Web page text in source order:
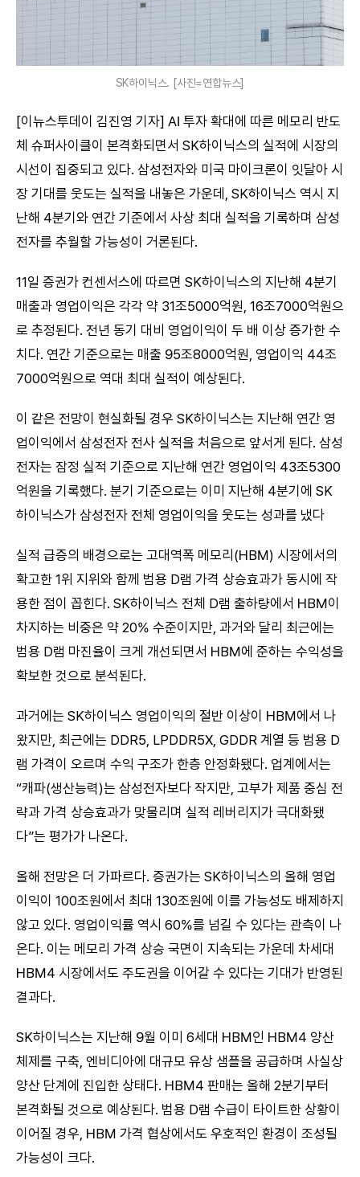
SK하이닉스. [사진=연합뉴스]
[이뉴스투데이 김진영 기자] AI 투자 확대에 따른 메모리 반도
체 슈퍼사이클이 본격화되면서 SK하이닉스의 실적에 시장의
시선이 집중되고 있다. 삼성전자와 미국 마이크론이 잇달아 시
장 기대를 웃도는 실적을 내놓은 가운데, SK하이닉스 역시 지
난해 4분기와 연간 기준에서 사상 최대 실적을 기록하며 삼성
전자를 추월할 가능성이 거론된다.
11일 증권가 컨센서스에 따르면 SK하이닉스의 지난해 4분기
매출과 영업이익은 각각 약 31조5000억원, 16조7000억원으
로 추정된다. 전년 동기 대비 영업이익이 두 배 이상 증가한 수
치다. 연간 기준으로는 매출 95조8000억원, 영업이익 44조
7000억원으로 역대 최대 실적이 예상된다.
이 같은 전망이 현실화될 경우 SK하이닉스는 지난해 연간 영
업이익에서 삼성전자 전사 실적을 처음으로 앞서게 된다. 삼성
전자는 잠정 실적 기준으로 지난해 연간 영업이익 43조5300
억원을 기록했다. 분기 기준으로는 이미 지난해 4분기에 SK
하이닉스가 삼성전자 전체 영업이익을 웃도는 성과를 냈다
실적 급증의 배경으로는 고대역폭 메모리(HBM) 시장에서의
확고한 1위 지위와 함께 범용 D램 가격 상승효과가 동시에 작
용한 점이 꼽힌다. SK하이닉스 전체 D램 출하량에서 HBM이
차지하는 비중은 약 20% 수준이지만, 과거와 달리 최근에는
범용 D램 마진율이 크게 개선되면서 HBM에 준하는 수익성을
확보한 것으로 분석된다.
과거에는 SK하이닉스 영업이익의 절반 이상이 HBM에서 나
왔지만, 최근에는 DDR5, LPDDR5X, GDDR 계열 등 범용 D
램 가격이 오르며 수익 구조가 한층 안정화됐다. 업계에서는
“캐파(생산능력)는 삼성전자보다 작지만, 고부가 제품 중심 전
략과 가격 상승효과가 맞물리며 실적 레버리지가 극대화됐
다”는 평가가 나온다.
올해 전망은 더 가파르다. 증권가는 SK하이닉스의 올해 영업
이익이 100조원에서 최대 130조원에 이를 가능성도 배제하지
않고 있다. 영업이익률 역시 60%를 넘길 수 있다는 관측이 나
온다. 이는 메모리 가격 상승 국면이 지속되는 가운데 차세대
HBM4 시장에서도 주도권을 이어갈 수 있다는 기대가 반영된
결과다.
SK하이닉스는 지난해 9월 이미 6세대 HBM인 HBM4 양산
체제를 구축, 엔비디아에 대규모 유상 샘플을 공급하며 사실상
양산 단계에 진입한 상태다. HBM4 판매는 올해 2분기부터
본격화될 것으로 예상된다. 범용 D램 수급이 타이트한 상황이
이어질 경우, HBM 가격 협상에서도 우호적인 환경이 조성될
가능성이 크다.